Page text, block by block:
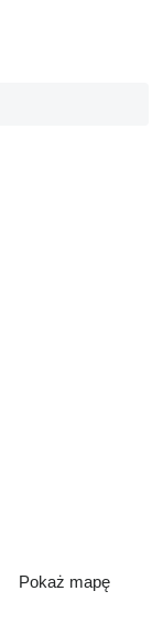
Pokaż mapę